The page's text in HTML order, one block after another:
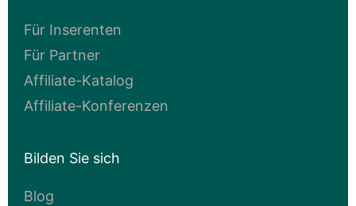
Für Inserenten
Für Partner
Affiliate-Katalog
Affiliate-Konferenzen
Bilden Sie sich
Blog